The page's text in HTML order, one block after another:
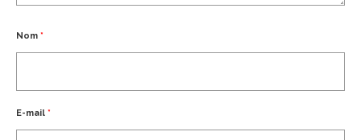
Nom *
E-mail *